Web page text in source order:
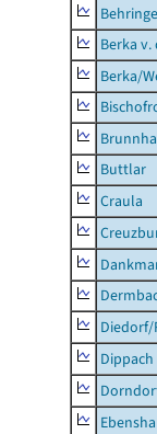
Berka v.
Berka/
Buttlar
Craula
Dippach